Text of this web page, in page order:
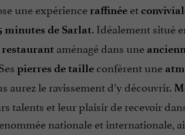
une expérience raffinéeet
minutes de Sarlat. Idéalement situé
aménagé dans une
pierres de tailleconfèrent une
aurez le ravissement d’y découvrir.
talents et leur plaisir de recevoir
nationale et internationale,